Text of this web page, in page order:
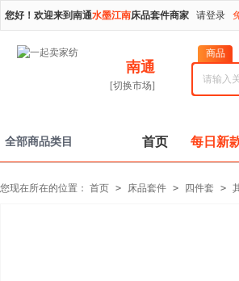
您好！欢迎来到南通水墨江南床品套件商家 请登录
南通
[切换市场]
商品
全部商品类目 首页 每日新
您现在所在的位置： 首页 > 床品套件 > 四件套 >